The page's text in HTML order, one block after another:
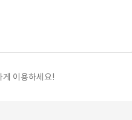
게 이용하세요!